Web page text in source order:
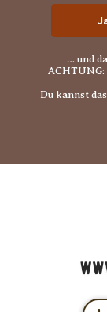
… und
ACHTUNG:
Du kannst